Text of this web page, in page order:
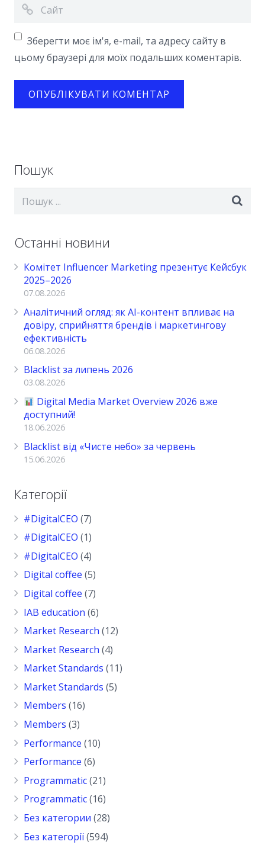
Зберегти моє ім'я, e-mail, та адресу сайту в
цьому браузері для моїх подальших коментарів.
Пошук
Останні новини
Комітет Influencer Marketing презентує Кейсбук
2025–2026
07.08.2026
Аналітичний огляд: як AI-контент впливає на
довіру, сприйняття брендів і маркетингову
ефективність
06.08.2026
Blacklist за липень 2026
03.08.2026
Digital Media Market Overview 2026 вже
доступний!
18.06.2026
Blacklist від «Чисте небо» за червень
15.06.2026
Категорії
#DigitalCEO (7)
#DigitalCEO (1)
#DigitalCEO (4)
Digital coffee (5)
Digital coffee (7)
IAB education (6)
Market Research (12)
Market Research (4)
Market Standards (11)
Market Standards (5)
Members (16)
Members (3)
Performance (10)
Performance (6)
Programmatic(21)
Programmatic(16)
Без категории (28)
Без категорії(594)